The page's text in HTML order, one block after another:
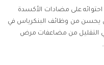
على مضادات الأكسدة
أن يحسن من وظائف البنكرياس في
التقليل من مضاعفات مرض